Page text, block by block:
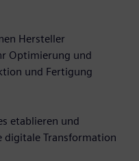
Hersteller
Optimierung und
und Fertigung
etablieren und
digitale Transformation